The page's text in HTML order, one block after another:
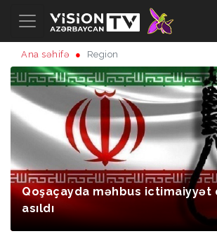
Ana səhifə Region
Qoşaçayda məhbus ictimaiyyət
asıldı